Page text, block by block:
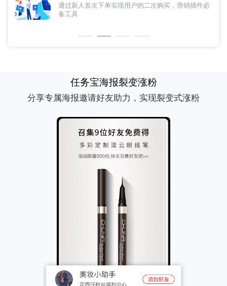
通过新人首次下单实现用户的二次购买，营销插件必
备工具
任务宝海报裂变涨粉
分享专属海报邀请好友助力，实现裂变式涨粉